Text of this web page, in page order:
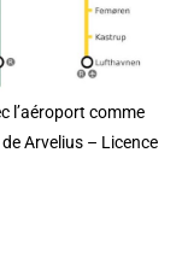
l’aéroport comme
Arvelius – Licence